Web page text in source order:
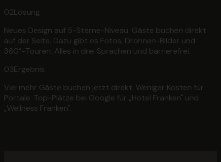
02Lösung
Neues Design auf 5-Sterne-Niveau. Gäste buchen direkt
auf der Seite. Dazu gibt es Fotos, Drohnen-Bilder und
360°-Touren. Alles in drei Sprachen und barrierefrei.
03Ergebnis
Viel mehr Gäste buchen jetzt direkt. Weniger Kosten für
Portale. Top-Plätze bei Google für „Hotel Franken" und
„Wellness Franken".